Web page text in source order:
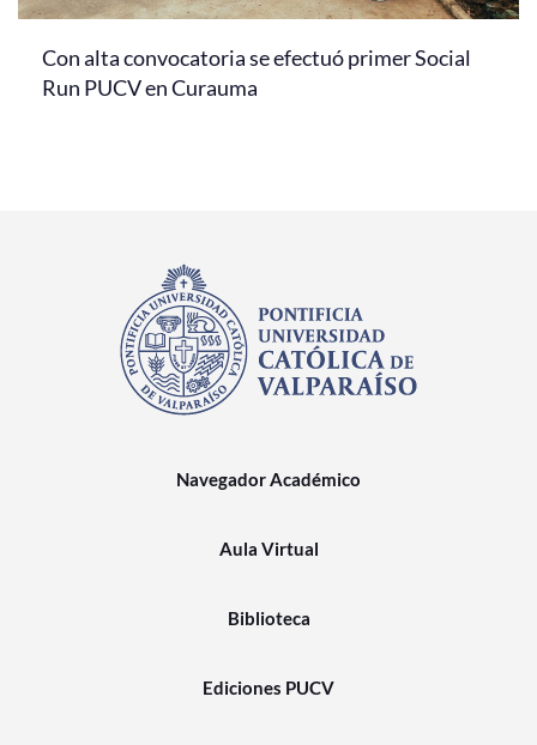
Con alta convocatoria se efectuó primer Social
Run PUCV en Curauma
Navegador Académico
Aula Virtual
Biblioteca
Ediciones PUCV